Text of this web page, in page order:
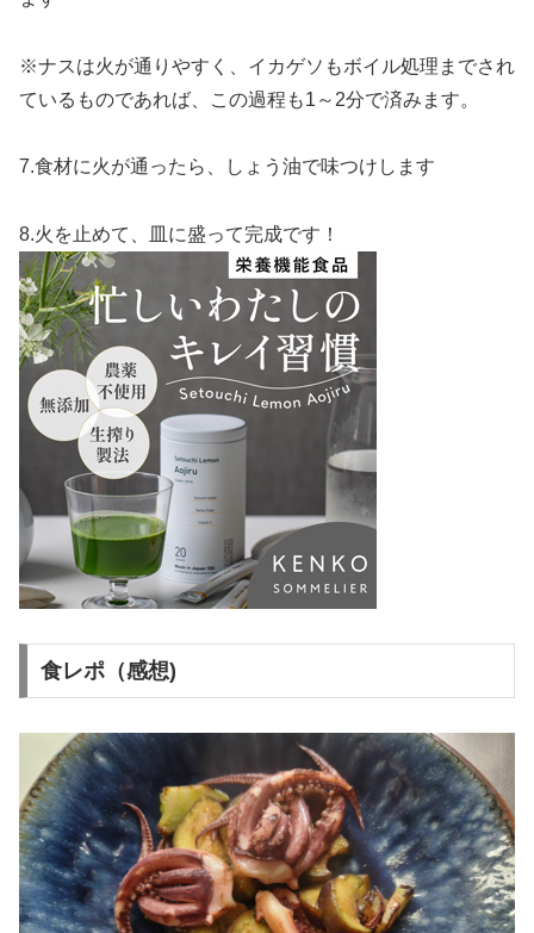
※ナスは火が通りやすく、イカゲソもボイル処理までされ
ているものであれば、この過程も1～2分で済みます。
7.食材に火が通ったら、しょう油で味つけします
8.火を止めて、皿に盛って完成です！
食レポ（感想)